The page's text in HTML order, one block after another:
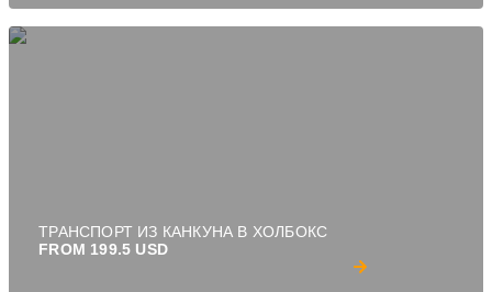
ТРАНСПОРТ ИЗ КАНКУНА В ХОЛБОКС
FROM 199.5 USD